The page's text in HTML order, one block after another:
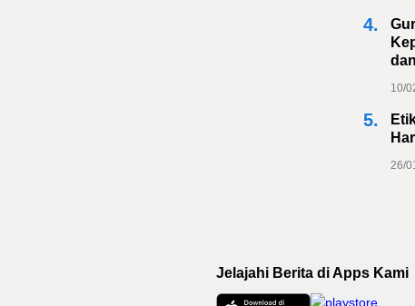
4.
10/
5.
26/
Jelajahi Berita di Apps Kami